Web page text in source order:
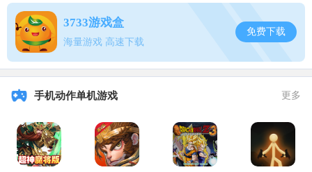
4、卡boss，赶紧加入团体，不然一个人前期只能肝材料，boss别
家，随身携带核心，打boss的时候跑到boss边上把核心建在哪里，然后
*4，然后你就卡在那里干boss就行了，蚊子团体作战也行，利用景物
(高的石柱)也可以卡着打。
3733游戏盒
海量游戏 高速下载
免费下载
手机动作单机游戏 更多